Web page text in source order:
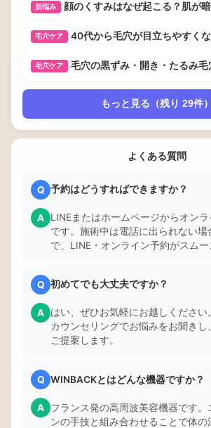
肌悩み
毛穴ケア
毛穴ケア
もっと見る（残り 29件）
よくある質問
Q 予約はどうすればできますか？
A
LINEまたはホームページからオン
です。施術中は電話に出られない場
で、LINE・オンライン予約がスムー
Q 初めてでも大丈夫ですか？
A
はい、ぜひお気軽にお越しください
カウンセリングでお悩みをお聞きし
ご提案します。
Q WINBACKとはどんな機器ですか？
A
フランス発の高周波美容機器です。
ンの手技と組み合わせることで体の